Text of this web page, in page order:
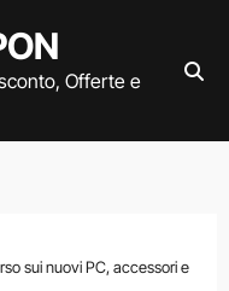
Offerte e
sui nuovi PC, accessori e